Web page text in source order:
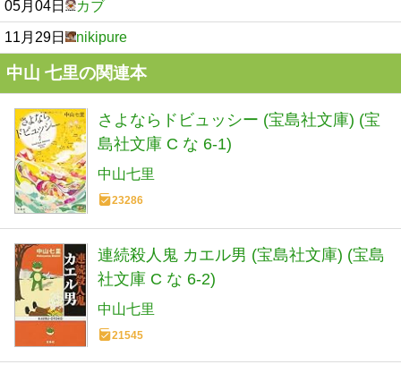
05月04日 カブ
11月29日 nikipure
中山 七里の関連本
さよならドビュッシー (宝島社文庫) (宝
島社文庫 C な 6-1)
中山七里
23286
連続殺人鬼 カエル男 (宝島社文庫) (宝島
社文庫 C な 6-2)
中山七里
21545